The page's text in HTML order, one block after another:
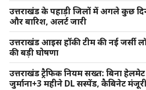
उत्तराखंड के पहाड़ी जिलों में अगले कुछ
और बारिश, अलर्ट जारी
उत्तराखंड आइस हॉकी टीम की नई जर्सी
की बड़ी घोषणा
उत्तराखंड ट्रैफिक नियम सख्त: बिना
जुर्माना+3 महीने DL सस्पेंड, कैबिनेट